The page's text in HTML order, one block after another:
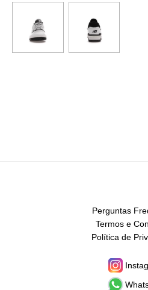
Perguntas
Termos e
Política de